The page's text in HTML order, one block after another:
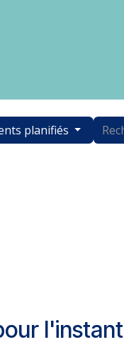
planifiés
l'instant